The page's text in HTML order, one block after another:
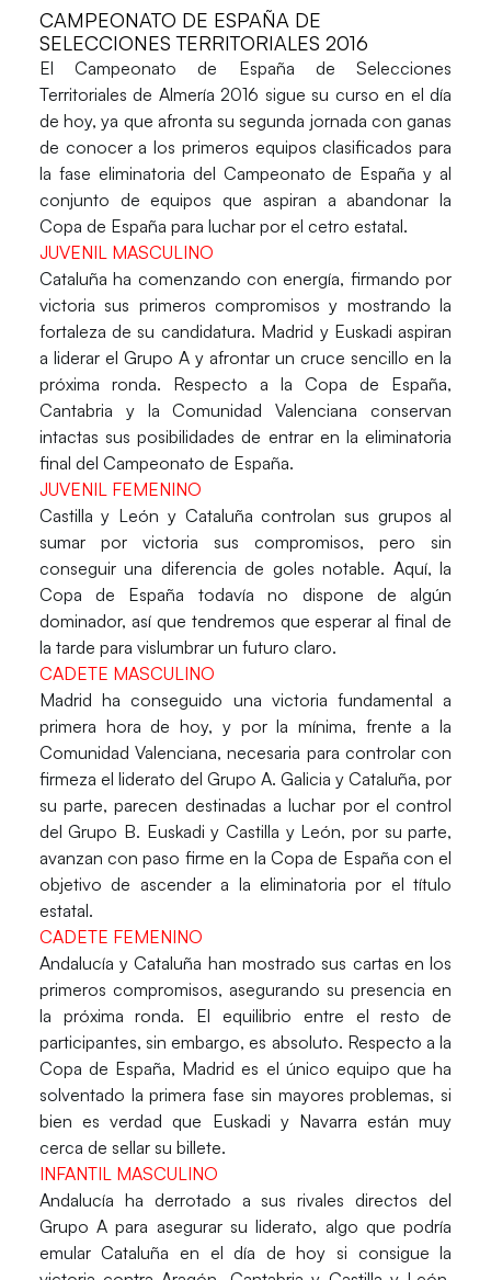
CAMPEONATO DE ESPAÑA DE
SELECCIONES TERRITORIALES 2016
El Campeonato de España de Selecciones
Territoriales de Almería 2016 sigue su curso en el día
de hoy, ya que afronta su segunda jornada con ganas
de conocer a los primeros equipos clasificados para
la fase eliminatoria del Campeonato de España y al
conjunto de equipos que aspiran a abandonar la
Copa de España para luchar por el cetro estatal.
JUVENIL MASCULINO
Cataluña ha comenzando con energía, firmando por
victoria sus primeros compromisos y mostrando la
fortaleza de su candidatura. Madrid y Euskadi aspiran
a liderar el Grupo A y afrontar un cruce sencillo en la
próxima ronda. Respecto a la Copa de España,
Cantabria y la Comunidad Valenciana conservan
intactas sus posibilidades de entrar en la eliminatoria
final del Campeonato de España.
JUVENIL FEMENINO
Castilla y León y Cataluña controlan sus grupos al
sumar por victoria sus compromisos, pero sin
conseguir una diferencia de goles notable. Aquí, la
Copa de España todavía no dispone de algún
dominador, así que tendremos que esperar al final de
la tarde para vislumbrar un futuro claro.
CADETE MASCULINO
Madrid ha conseguido una victoria fundamental a
primera hora de hoy, y por la mínima, frente a la
Comunidad Valenciana, necesaria para controlar con
firmeza el liderato del Grupo A. Galicia y Cataluña, por
su parte, parecen destinadas a luchar por el control
del Grupo B. Euskadi y Castilla y León, por su parte,
avanzan con paso firme en la Copa de España con el
objetivo de ascender a la eliminatoria por el título
estatal.
CADETE FEMENINO
Andalucía y Cataluña han mostrado sus cartas en los
primeros compromisos, asegurando su presencia en
la próxima ronda. El equilibrio entre el resto de
participantes, sin embargo, es absoluto. Respecto a la
Copa de España, Madrid es el único equipo que ha
solventado la primera fase sin mayores problemas, si
bien es verdad que Euskadi y Navarra están muy
cerca de sellar su billete.
INFANTIL MASCULINO
Andalucía ha derrotado a sus rivales directos del
Grupo A para asegurar su liderato, algo que podría
emular Cataluña en el día de hoy si consigue la